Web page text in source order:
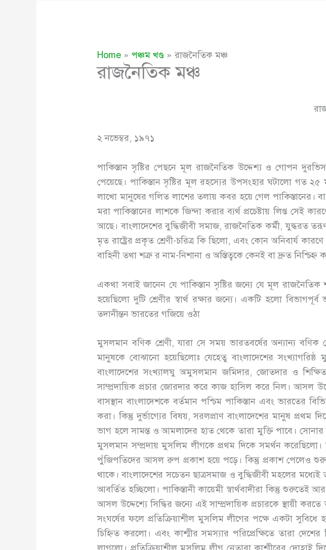
Home পঞ্চম খণ্ড রাজনৈতিক মঞ্চ
রাজনৈতিক মঞ্চ
২ নভেম্বর, ১৯৭১
পাকিস্তান সৃষ্টির পেছনে মূল রাজনৈতিক উদ্দেশ্য ও গোপন
পেয়েছে। পাকিস্তান সৃষ্টির মূল রহস্যের উপসংহার ঘটালো গত ২৫
লাখো মানুষের গলিত লাশের তলায় কবর হয়ে গেল পাকিস্তানের।
মরা পাকিস্তানের লাশকে জিন্দা করার ব্যর্থ প্রচেষ্টায় লিপ্ত সেই
আছে। বাংলাদেশের বুদ্ধিজীবী সমাজ, রাজনৈতিক কর্মী, যুদ্ধরত
মৃত রাষ্ট্রের প্রকৃত শ্রেণী-চরিত্র কি ছিলো, এবং কোন অনিবার্য
বাহিনী তথা শত্রু র নাম-নিশানা ও অস্তিত্বকে কেনই বা দ্রুত
একথা সবাই জানেন যে পাকিস্তান সৃষ্টির জন্যে যে মূল
হয়েছিলো দুটি শ্রেণীর স্বার্থ রক্ষার জন্যে। একটি হলো
তদানীন্তন ভারতের গজিয়ে ওঠা
মুসলমান বণিক শ্রেণী, যারা সে সময় ভারতবর্ষের অন্যান্য বণিক
মানুষকে বোঝানো হয়েছিলোঃ যেহেতু বাংলাদেশের
বাংলাদেশের সংখ্যালঘু অমুসলমান জমিদার, জোতদার ও
সাম্প্রদায়িক প্রচার জোরদার করে কাজ হাসিল করে নিল। আসল
বাসস্থান বাংলাদেশকে বর্তমান পশ্চিম পাকিস্তান এবং ভারতের
করা। কিন্তু দুর্ভাগ্যের বিষয়, সরলপ্রাণ বাংলাদেশের মানুষ
ভাগ হলে সামন্ত ও আমলাদের হাত থেকে তারা মুক্তি পাবে।
মুসলমান সম্প্রদায় মুসলিম লীগকে প্রথম দিকে সমর্থন করেছিলো।
পুঁজিপতিদের আসল রুপ প্রকাশ হয়ে পড়ে। কিন্তু প্রকাশ পেলেও শুরু
থাকে। বাংলাদেশের সচেতন ছাত্রসমাজ ও বুদ্ধিজীবী মহলের
আবর্তিত হচ্ছিলো। পাকিস্তানী কায়েমী স্বার্থবাদীরা কিন্তু
আসল উদ্দেশ্যে সিদ্ধির জন্যে এই সাম্প্রদায়িক প্রচারকে স্থায়ী
সংঘর্ষের ফলে প্রতিক্রিয়াশীল মুসলিম লীগের পক্ষে একটা সুবিধে
চিহ্নিত করলো। এবং কাশ্মীর সমস্যার পরিপ্রেক্ষিতে তারা